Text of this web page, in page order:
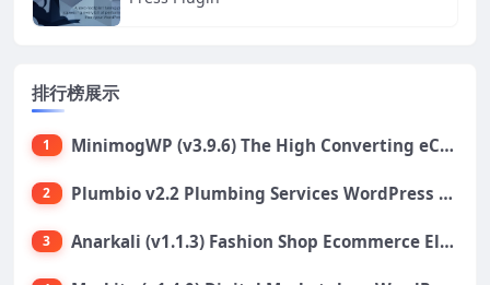
排行榜展示
1 MinimogWP (v3.9.6) The High Converting eCommerce WordPress Theme
2 Plumbio v2.2 Plumbing Services WordPress Theme
3 Anarkali (v1.1.3) Fashion Shop Ecommerce Elementor Theme